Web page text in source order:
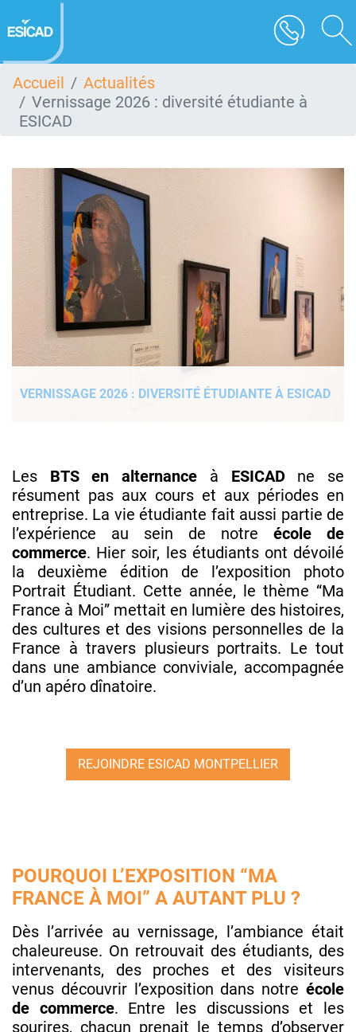
au
contenu
Accueil
Actualités
Vernissage 2026 : diversité étudiante à
ESICAD
VERNISSAGE 2026 : DIVERSITÉ ÉTUDIANTE À ESICAD
Les BTS en alternance à ESICADne se
résument pas aux cours et aux périodes en
entreprise. La vie étudiante fait aussi partie de
l’expérience au sein de notre école de
commerce. Hier soir, les étudiants ont dévoilé
la deuxième édition de l’exposition photo
Portrait Étudiant. Cette année, le thème “Ma
France à Moi” mettait en lumière des histoires,
des cultures et des visions personnelles de la
France à travers plusieurs portraits. Le tout
dans une ambiance conviviale, accompagnée
d’un apéro dînatoire.
REJOINDRE ESICAD MONTPELLIER
POURQUOI L’EXPOSITION “MA
FRANCE À MOI” A AUTANT PLU ?
Dès l’arrivée au vernissage, l’ambiance était
chaleureuse. On retrouvait des étudiants, des
intervenants, des proches et des visiteurs
venus découvrir l’exposition dans notre école
de commerce. Entre les discussions et les
sourires, chacun prenait le temps d’observer